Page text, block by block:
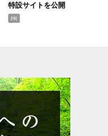
特設サイトを公開
PR